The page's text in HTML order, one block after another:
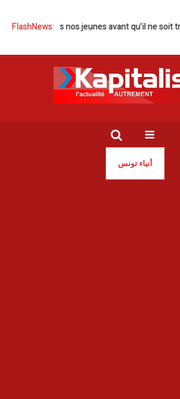
FlashNews:
Sauvons nos jeunes avant qu’il ne soit trop tard
أنباء تونس